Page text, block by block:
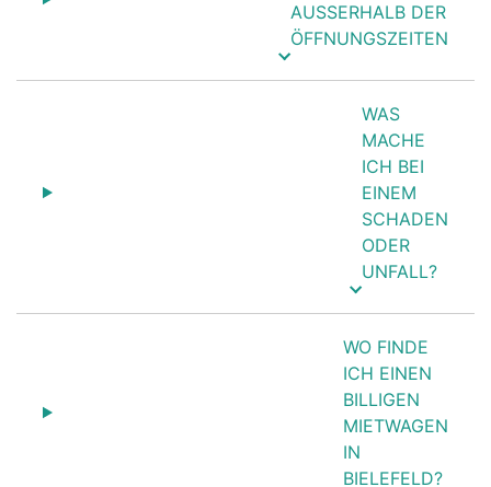
AUSSERHALB DER
ÖFFNUNGSZEITEN
WAS
MACHE
ICH BEI
EINEM
SCHADEN
ODER
UNFALL?
WO FINDE
ICH EINEN
BILLIGEN
MIETWAGEN
IN
BIELEFELD?